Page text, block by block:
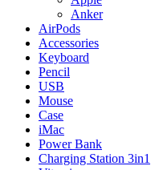
Anker
AirPods
Accessories
Keyboard
Pencil
USB
Mouse
Case
iMac
Power Bank
Charging Station 3in1